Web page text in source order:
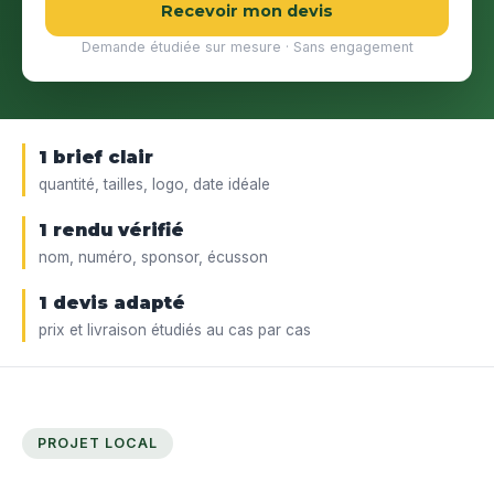
Recevoir mon devis
Demande étudiée sur mesure · Sans engagement
1 brief clair
quantité, tailles, logo, date idéale
1 rendu vérifié
nom, numéro, sponsor, écusson
1 devis adapté
prix et livraison étudiés au cas par cas
PROJET LOCAL